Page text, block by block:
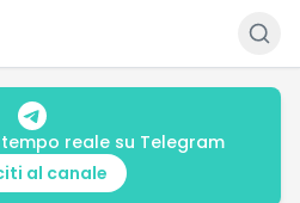
reale su Telegram
al canale